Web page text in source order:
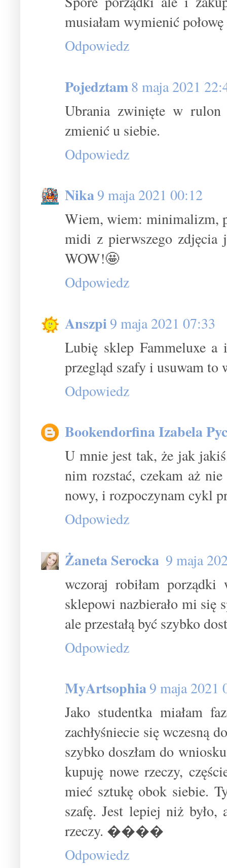
musiałam wymienić
Odpowiedz
Pojedztam8 maja 2021
Ubrania zwinięte w
zmienić u siebie.
Odpowiedz
Nika9 maja 2021 00:12
Wiem, wiem: minimalizm,
midi z pierwszego zdjęcia
WOW!🤩
Odpowiedz
Anszpi 9 maja 2021 07:33
Lubię sklep Fammeluxe a
przegląd szafy i usuwam to
Odpowiedz
Bookendorfina Izabela
U mnie jest tak, że jak
nim rozstać, czekam aż
nowy, i rozpoczynam cykl
Odpowiedz
Żaneta Serocka 9 maja
wczoraj robiłam
sklepowi nazbierało mi się
ale przestałą być szybko
Odpowiedz
MyArtsophia9 maja 2021
Jako studentka miałam
zachłyśniecie się wczesną
szybko doszłam do
kupuję nowe rzeczy,
mieć sztukę obok siebie.
szafę. Jest lepiej niż
rzeczy. ����
Odpowiedz